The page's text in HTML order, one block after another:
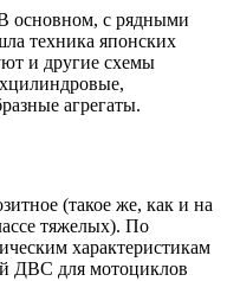
основном, с рядными
техника японских
и другие схемы
агрегаты.
(такое же, как и на
тяжелых). По
характеристикам
ДВС для мотоциклов